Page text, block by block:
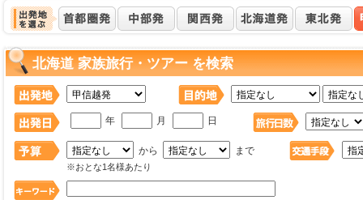
北海道 家族旅行・ツアー を検索
年 月 日
から まで
※おとな1名様あたり